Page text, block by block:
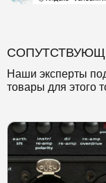
Наши эксперты
товары для этого